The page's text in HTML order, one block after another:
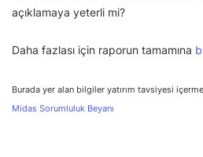
açıklamaya yeterli mi?
Daha fazlası için raporun tamamına
Burada yer alan bilgiler yatırım tavsiyesi
Midas Sorumluluk Beyanı